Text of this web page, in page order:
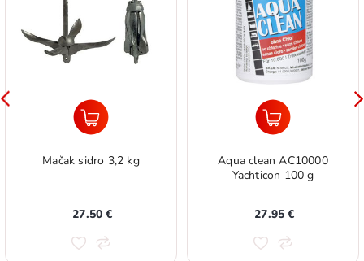
Mačak sidro 3,2 kg
27.50 €
Aqua clean AC10000
Yachticon 100 g
27.95 €